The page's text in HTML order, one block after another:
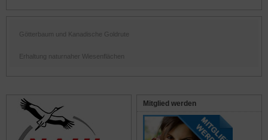
Götterbaum und Kanadische Goldrute
Erhaltung naturnaher Wiesenflächen
Mitglied werden